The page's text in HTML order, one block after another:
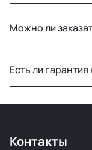
проверенных
странах. Все
Можно ли
другие регионы
транспортными
Есть ли гарантия
Контакты